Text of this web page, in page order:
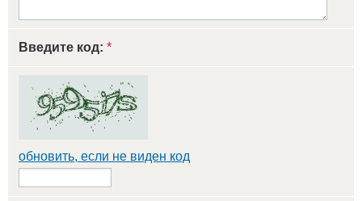
Введите код: *
обновить, если не виден код